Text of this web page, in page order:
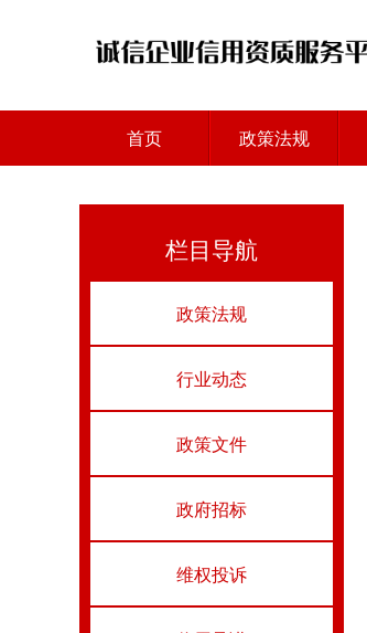
首页 政策法规
栏目导航
政策法规
行业动态
政策文件
政府招标
维权投诉